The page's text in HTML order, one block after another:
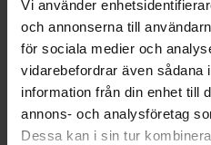
Vi använder
och annonserna till
för sociala medier och
vidarebefordrar även sådana
information från din enhet till
annons- och analysföretag
Dessa kan i sin tur